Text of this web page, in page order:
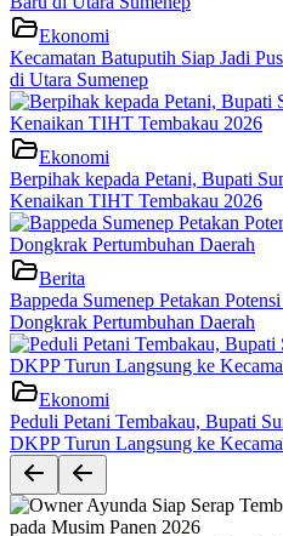
Ekonomi
Kecamatan Batuputih Siap Jadi
di Utara Sumenep
Ekonomi
Berpihak kepada Petani, Bupati
Kenaikan TIHT Tembakau 2026
Berita
Bappeda Sumenep Petakan
Dongkrak Pertumbuhan Daerah
Ekonomi
Peduli Petani Tembakau, Bupati
DKPP Turun Langsung ke